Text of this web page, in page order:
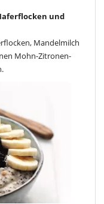
und
Mandelmilch
Mohn-Zitronen-